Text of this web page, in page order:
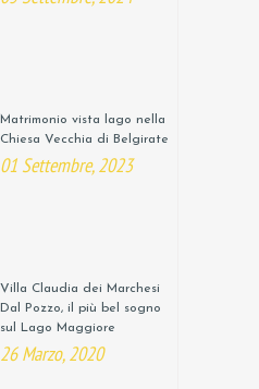
Matrimonio vista lago nella
Chiesa Vecchia di Belgirate
01 Settembre, 2023
Villa Claudia dei Marchesi
Dal Pozzo, il più bel sogno
sul Lago Maggiore
26 Marzo, 2020